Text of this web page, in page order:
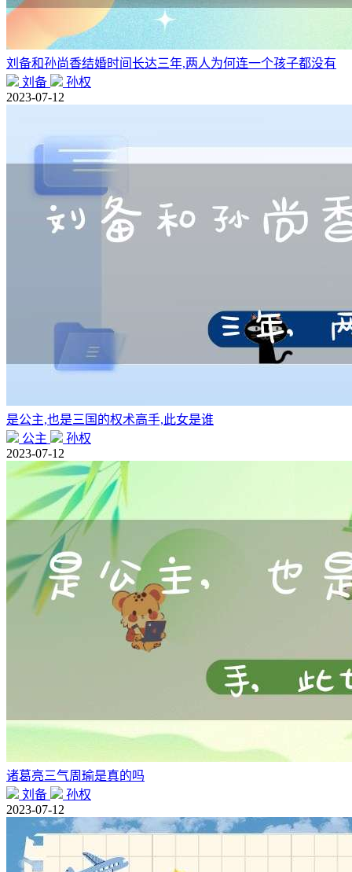
刘备和孙尚香结婚时间长达三年,两人为何连一个孩子都没有
刘备
孙权
2023-07-12
是公主,也是三国的权术高手,此女是谁
公主
孙权
2023-07-12
诸葛亮三气周瑜是真的吗
刘备
孙权
2023-07-12